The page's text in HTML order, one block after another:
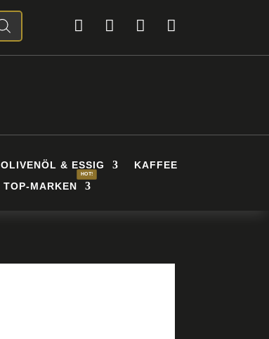
   
OLIVENÖL & ESSIG
KAFFEE
TOP-MARKEN